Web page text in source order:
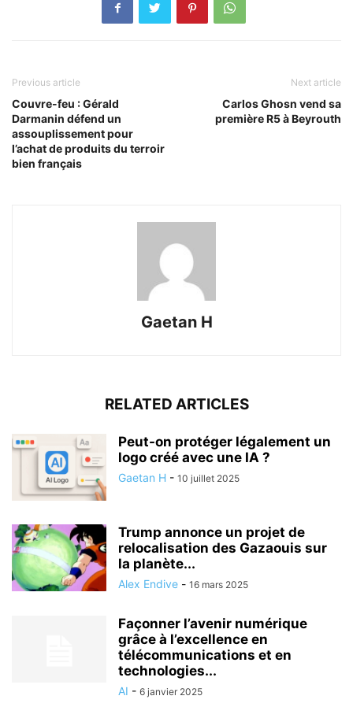
Previous article
Couvre-feu : Gérald
Darmanin défend un
assouplissement pour
l’achat de produits du terroir
bien français
Next article
Carlos Ghosn vend sa
première R5 à Beyrouth
Gaetan H
RELATED ARTICLES
Peut-on protéger légalement un
logo créé avec une IA ?
Gaetan H - 10 juillet 2025
Trump annonce un projet de
relocalisation des Gazaouis sur
la planète...
Alex Endive - 16 mars 2025
Façonner l’avenir numérique
grâce à l’excellence en
télécommunications et en
technologies...
AI - 6 janvier 2025